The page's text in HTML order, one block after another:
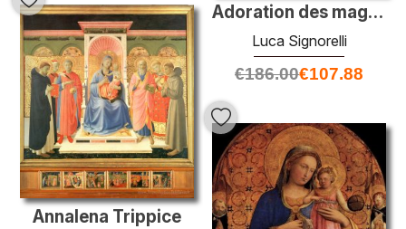
Adoration des mages
Luca Signorelli
€186.00€107.88
Annalena Trippice